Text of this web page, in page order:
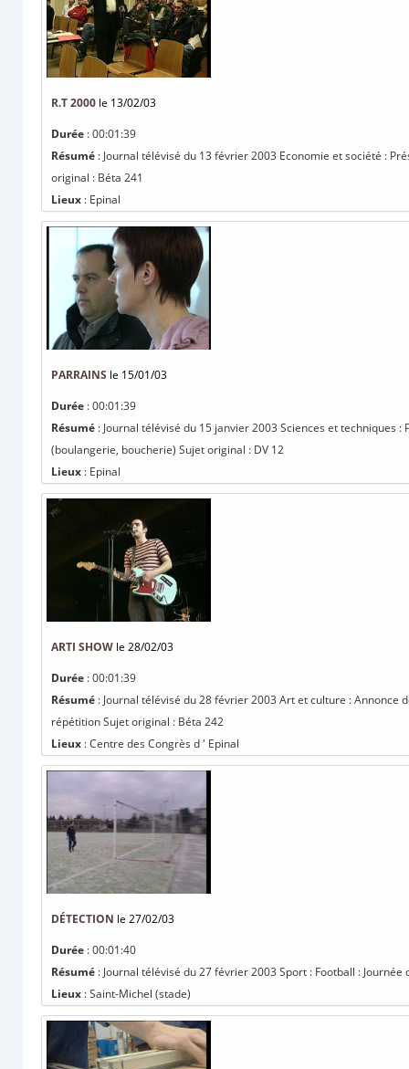
R.T 2000 le 13/02/03
Durée : 00:01:39
Résumé : Journal télévisé du 13 février 2003 Economie et société :
original : Béta 241
Lieux : Epinal
PARRAINS le 15/01/03
Durée : 00:01:39
Résumé : Journal télévisé du 15 janvier 2003 Sciences et techniques
(boulangerie, boucherie) Sujet original : DV 12
Lieux : Epinal
ARTI SHOW le 28/02/03
Durée : 00:01:39
Résumé : Journal télévisé du 28 février 2003 Art et culture :
répétition Sujet original : Béta 242
Lieux : Centre des Congrès d ' Epinal
DÉTECTION le 27/02/03
Durée : 00:01:40
Résumé : Journal télévisé du 27 février 2003 Sport : Football :
Lieux : Saint-Michel (stade)